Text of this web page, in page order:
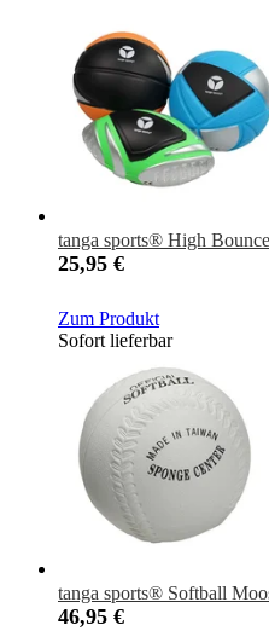
tanga sports® High
25,95 €
Zum Produkt
Sofort lieferbar
tanga sports® Softball
46,95 €